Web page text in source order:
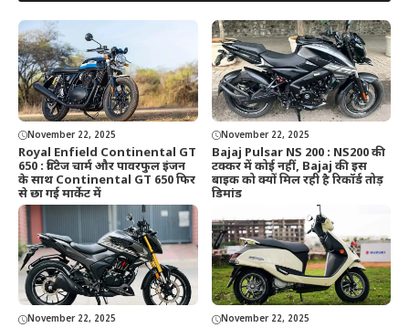
November 22, 2025
Royal Enfield Continental GT
650 : विंटेज चार्म और पावरफुल इंजन
के साथ Continental GT 650 फिर
से छा गई मार्केट में
November 22, 2025
Bajaj Pulsar NS 200 : NS200 की
टक्कर में कोई नहीं, Bajaj की इस
बाइक को क्यों मिल रही है रिकॉर्ड तोड़
डिमांड
November 22, 2025 November 22, 2025